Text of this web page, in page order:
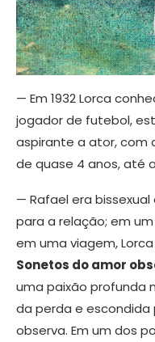
— Em 1932 Lorca
jogador de futebol,
aspirante a ator, com
de quase 4 anos, até
— Rafael era
para a relação; em
em uma viagem,
Sonetos do amor
uma paixão profunda
da perda e
observa. Em um dos